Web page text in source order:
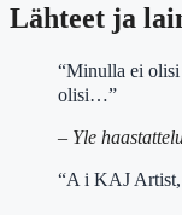
Lähteet ja
“Minulla ei olisi
olisi…”
– Yle
“A i KAJ Artist,